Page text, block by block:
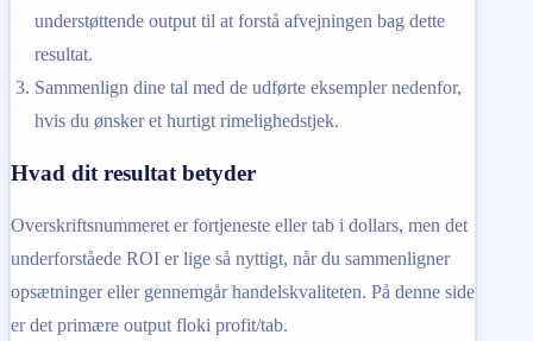
understøttende output til at forstå afvejningen bag dette
resultat.
Sammenlign dine tal med de udførte eksempler nedenfor,
hvis du ønsker et hurtigt rimelighedstjek.
Hvad dit resultat betyder
Overskriftsnummeret er fortjeneste eller tab i dollars, men det
underforståede ROI er lige så nyttigt, når du sammenligner
opsætninger eller gennemgår handelskvaliteten. På denne side
er det primære output floki profit/tab.